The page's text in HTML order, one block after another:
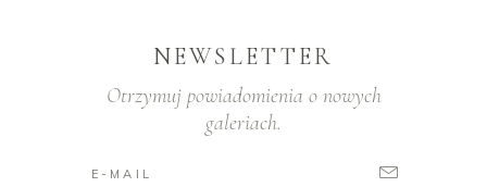
NEWSLETTER
Otrzymuj powiadomienia o nowych
galeriach.